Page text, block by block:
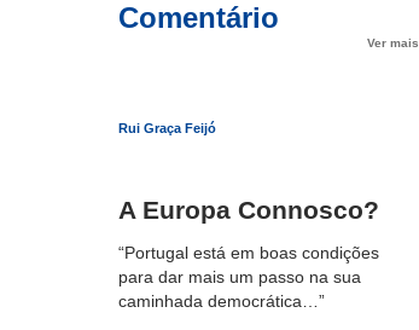
Comentário
Ver mais
Rui Graça Feijó
A Europa Connosco?
“Portugal está em boas condições
para dar mais um passo na sua
caminhada democrática…”